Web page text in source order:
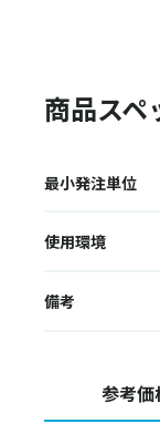
商品スペ
最小発注単位
使用環境
備考
参考価